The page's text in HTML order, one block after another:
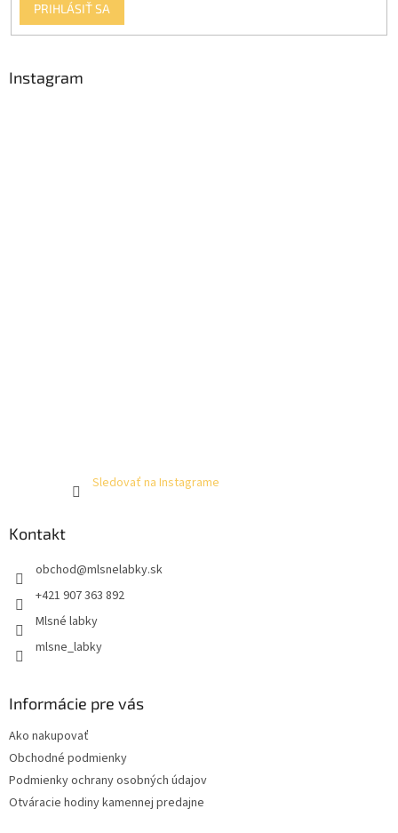
PRIHLÁSIŤ SA
Instagram
Sledovať na Instagrame
Kontakt
obchod@mlsnelabky.sk
+421 907 363 892
Mlsné labky
mlsne_labky
Informácie pre vás
Ako nakupovať
Obchodné podmienky
Podmienky ochrany osobných údajov
Otváracie hodiny kamennej predajne